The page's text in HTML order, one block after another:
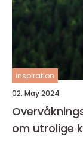
inspiration
02. May 2024
om utrolige